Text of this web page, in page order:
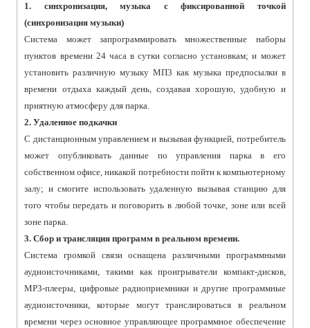
1. синхронизация, музыка с фиксированной точкой
(синхронизация музыки)
Система может запрограммировать множественные наборы
пунктов времени 24 часа в сутки согласно установкам; и может
установить различную музыку МП3 как музыка предпосылки в
времени отдыха каждый день, создавая хорошую, удобную и
приятную атмосферу для парка.
2. Удаленное подкачки
С дистанционным управлением и вызывая функцией, потребитель
может опубликовать данные по управления парка в его
собственном офисе, никакой потребности пойти к компьютерному
залу; и смогите использовать удаленную вызывая станцию для
того чтобы передать и поговорить в любой точке, зоне или всей
зоне парка.
3. Сбор и трансляция программ в реальном времени.
Система громкой связи оснащена различными программными
аудиоисточниками, такими как проигрыватели компакт-дисков,
MP3-плееры, цифровые радиоприемники и другие программные
аудиоисточники, которые могут транслироваться в реальном
времени через основное управляющее программное обеспечение